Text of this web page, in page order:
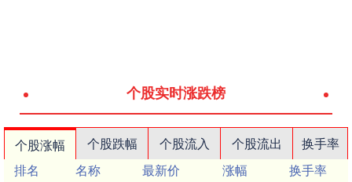
个股实时涨跌榜
个股涨幅 个股跌幅 个股流入 个股流出
换手率
排名
名称 最新价 涨幅
换手率